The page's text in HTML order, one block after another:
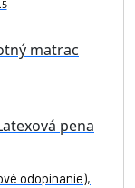
odopínanie),